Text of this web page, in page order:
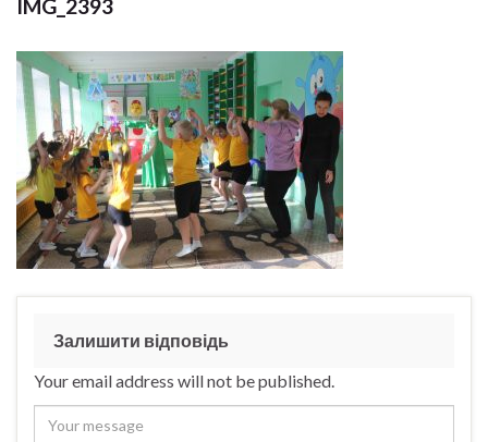
IMG_2393
Залишити відповідь
Your email address will not be published.